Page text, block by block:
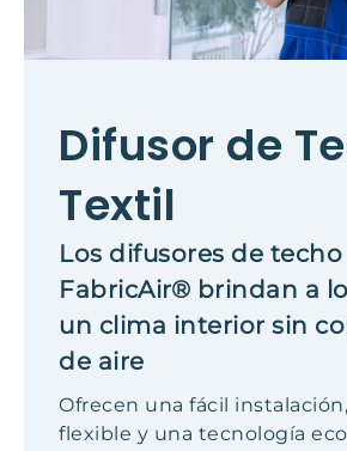
Difusor de
Textil
Los difusores de techo
FabricAir® brindan a
un clima interior sin
de aire
Ofrecen una fácil
flexible y una tecnología